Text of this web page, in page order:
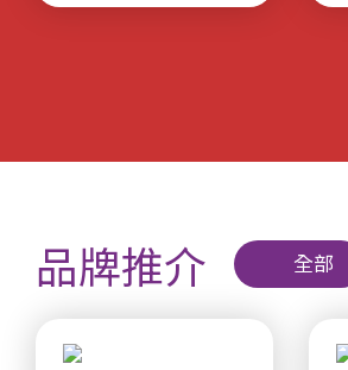
品牌推介 全部